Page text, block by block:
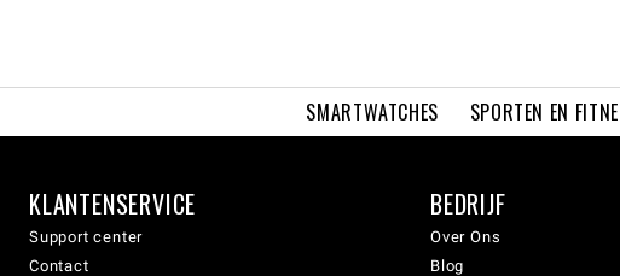
SMARTWATCHES SPORTEN EN
KLANTENSERVICE
Support center
Contact
BEDRIJF
Over Ons
Blog